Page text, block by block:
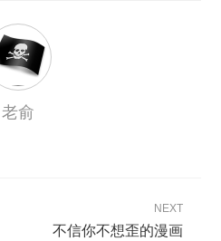
老俞
NEXT
不信你不想歪的漫画